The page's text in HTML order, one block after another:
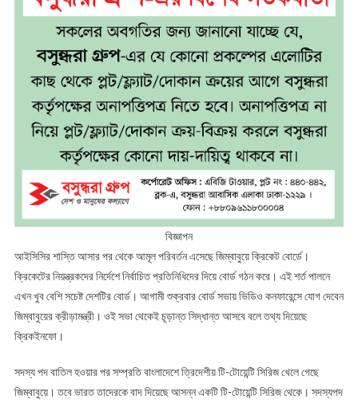
বিজ্ঞাপন
আইসিসির শাস্তি আসার পর থেকে আমূল পরিবর্তন এসেছে জিম্বাবুয়ে ক্রিকেট বোর্ডে।
ক্রিকেটের নিয়ন্ত্রকদের নির্দেশে নির্বাচিত প্রতিনিধিদের দিয়ে বোর্ড গঠন করে। এই শর্ত পালনে
এখন খুব বেশি সচেষ্ট দেশটির বোর্ড। আগামী শুক্রবার বোর্ড সভায় ভিডিও কনফারেন্সে যোগ দেবেন
জিম্বাবুয়ের ক্রীড়ামন্ত্রী। ওই সভা থেকেই চূড়ান্ত সিদ্ধান্ত আসবে বলে তথ্য দিয়েছে
ক্রিকইনফো।
সদস্য পদ বাতিল হওয়ার পর সম্প্রতি বাংলাদেশে ত্রিদেশীয় টি-টোয়েন্টি সিরিজ খেলে গেছে
জিম্বাবুয়ে। তবে ভারত তাদেরকে বাদ দিয়েছে আসন্ন একটি টি-টোয়েন্টি সিরিজ থেকে। সদস্যপদ